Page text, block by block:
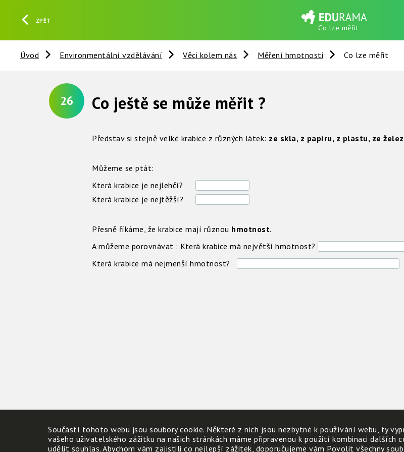
ZPĚT
Co lze měřit
Úvod Environmentální vzdělávání Věci kolem nás Měření hmotnosti Co lze měřit
26 Co ještě se může měřit ?
Představ si stejně velké krabice z různých látek: ze skla, z papíru, z plastu, ze
Můžeme se ptát:
Která krabice je nejlehčí?
Která krabice je nejtěžší?
Přesně říkáme, že krabice mají různou hmotnost.
A můžeme porovnávat : Která krabice má největší hmotnost?
Která krabice má nejmenší hmotnost?
Součástí tohoto webu jsou soubory cookie. Některé z nich jsou nezbytné k používání webu, ty
vašeho uživatelského zážitku na našich stránkách máme připravenou k použití kombinaci
udělit souhlas. Abychom vám zajistili co nejlepší zážitek, doporučujeme vám Povolit všechny